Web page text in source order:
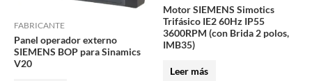
FABRICANTE
Panel operador externo
SIEMENS BOP para Sinamics
V20
Motor SIEMENS Simotics
Trifásico IE2 60Hz IP55
3600RPM (con Brida 2 polos,
IMB35)
Leer más